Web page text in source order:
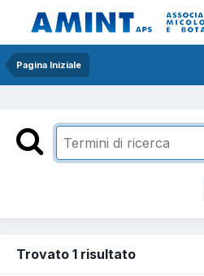
Pagina Iniziale
Trovato 1 risultato